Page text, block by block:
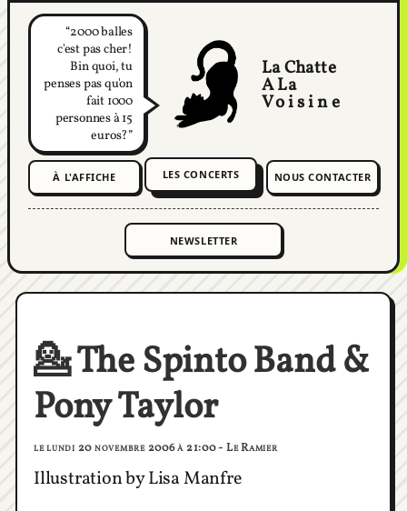
2000 balles
c'est pas cher!
Bin quoi, tu
penses pas qu'on
fait 1000
personnes à 15
euros?
La Chatte
A La
Voisine
À L'AFFICHE LES CONCERTS NOUS CONTACTER
💁 The Spinto Band &
Pony Taylor
le lundi 20 novembre 2006 à 21:00 - Le Ramier
Illustration by Lisa Manfre